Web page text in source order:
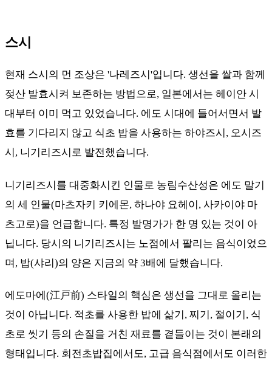
스시
현재 스시의 먼 조상은 '나레즈시'입니다. 생선을 쌀과 함께
젖산 발효시켜 보존하는 방법으로, 일본에서는 헤이안 시
대부터 이미 먹고 있었습니다. 에도 시대에 들어서면서 발
효를 기다리지 않고 식초 밥을 사용하는 하야즈시, 오시즈
시, 니기리즈시로 발전했습니다.
니기리즈시를 대중화시킨 인물로 농림수산성은 에도 말기
의 세 인물(마츠자키 키에몬, 하나야 요헤이, 사카이야 마
츠고로)을 언급합니다. 특정 발명가가 한 명 있는 것이 아
닙니다. 당시의 니기리즈시는 노점에서 팔리는 음식이었으
며, 밥(샤리)의 양은 지금의 약 3배에 달했습니다.
에도마에(江戸前) 스타일의 핵심은 생선을 그대로 올리는
것이 아닙니다. 적초를 사용한 밥에 삶기, 찌기, 절이기, 식
초로 씻기 등의 손질을 거친 재료를 곁들이는 것이 본래의
형태입니다. 회전초밥집에서도, 고급 음식점에서도 이러한